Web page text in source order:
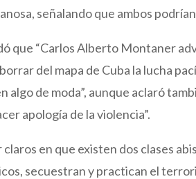
señalando que ambos
que “Carlos Alberto Montaner
del mapa de Cuba la lucha
algo de moda”, aunque aclaró
apología de la violencia”.
claros en que existen dos clases
secuestran y practican el